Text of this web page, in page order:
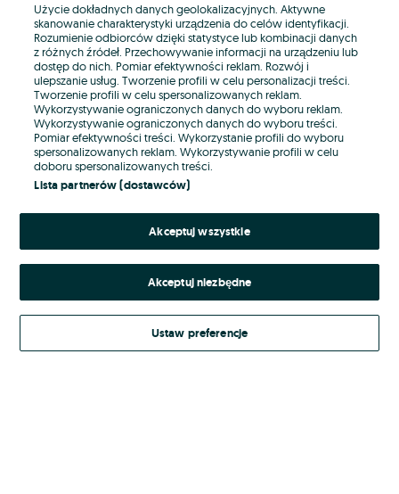
E-mail
Hasło
Nie pamiętasz hasła?
Zaloguj się
Kontynuując za pośrednictwem jednego z dostawców wskazanych powyżej,
Regulamin serwisuOLX.pl w jego aktualnym brzmieniu.
Użycie dokładnych danych geolokalizacyjnych. Aktywne
skanowanie charakterystyki urządzenia do celów identyfikacji.
Rozumienie odbiorców dzięki statystyce lub kombinacji danych
z różnych źródeł. Przechowywanie informacji na urządzeniu lub
dostęp do nich. Pomiar efektywności reklam. Rozwój i
ulepszanie usług. Tworzenie profili w celu personalizacji treści.
Tworzenie profili w celu spersonalizowanych reklam.
Wykorzystywanie ograniczonych danych do wyboru reklam.
Wykorzystywanie ograniczonych danych do wyboru treści.
Pomiar efektywności treści. Wykorzystanie profili do wyboru
spersonalizowanych reklam. Wykorzystywanie profili w celu
doboru spersonalizowanych treści.
Lista partnerów (dostawców)
Akceptuj wszystkie
Akceptuj niezbędne
Ustaw preferencje